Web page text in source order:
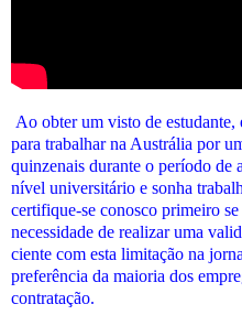
Ao obter um visto de
para trabalhar na Austrália por
quinzenais durante o período de
nível universitário e sonha
certifique-se conosco primeiro
necessidade de realizar uma
ciente com esta limitação na
preferência da maioria dos
contratação.